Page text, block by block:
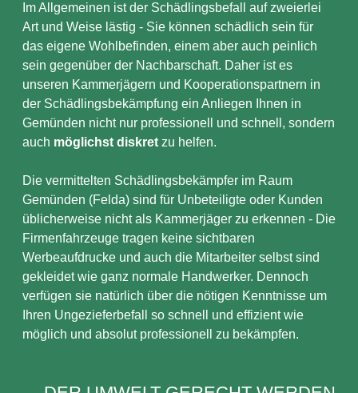
Im Allgemeinen ist der Schädlingsbefall auf zweierlei
Art und Weise lästig - Sie können schädlich sein für
das eigene Wohlbefinden, einem aber auch peinlich
sein gegenüber der Nachbarschaft. Daher ist es
unseren Kammerjägern und Kooperationspartnern in
der Schädlingsbekämpfung ein Anliegen Ihnen in
Gemünden nicht nur professionell und schnell, sondern
auch möglichst diskret zu helfen.
Die vermittelten Schädlingsbekämpfer im Raum
Gemünden (Felda) sind für Unbeteiligte oder Kunden
üblicherweise nicht als Kammerjäger zu erkennen - Die
Firmenfahrzeuge tragen keine sichtbaren
Werbeaufdrucke und auch die Mitarbeiter selbst sind
gekleidet wie ganz normale Handwerker. Dennoch
verfügen sie natürlich über die nötigen Kenntnisse um
Ihren Ungezieferbefall so schnell und effizient wie
möglich und absolut professionell zu bekämpfen.